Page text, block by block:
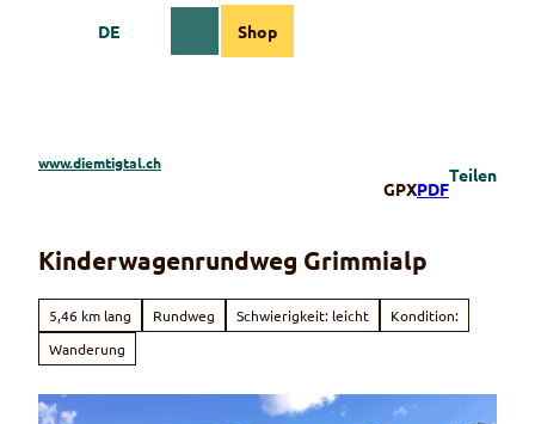
Informationen
DE Shop
www.diemtigtal.ch
GPXPDF
Teilen
Kinderwagenrundweg Grimmialp
5,46 km lang Rundweg Schwierigkeit: leicht
Kondition:
Wanderung